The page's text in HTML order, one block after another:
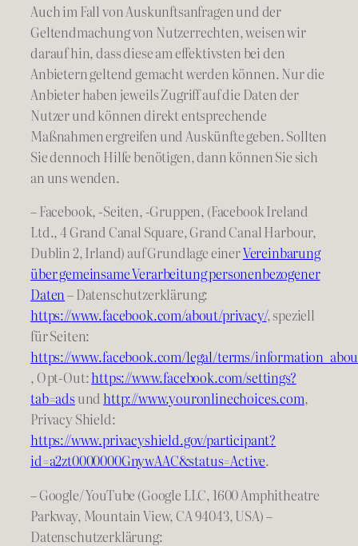
Auch im Fall von Auskunftsanfragen und der
Geltendmachung von Nutzerrechten, weisen wir
darauf hin, dass diese am effektivsten bei den
Anbietern geltend gemacht werden können. Nur die
Anbieter haben jeweils Zugriff auf die Daten der
Nutzer und können direkt entsprechende
Maßnahmen ergreifen und Auskünfte geben. Sollten
Sie dennoch Hilfe benötigen, dann können Sie sich
an uns wenden.
– Facebook, -Seiten, -Gruppen, (Facebook Ireland
Ltd., 4 Grand Canal Square, Grand Canal Harbour,
Dublin 2, Irland) auf Grundlage einerVereinbarung
über gemeinsame Verarbeitung personenbezogener
Daten– Datenschutzerklärung:
https://www.facebook.com/about/privacy/, speziell
für Seiten:
https://www.facebook.com/legal/terms/
, Opt-Out:https://www.facebook.com/settings?
tab=adsundhttp://www.youronlinechoices.com,
Privacy Shield:
https://www.privacyshield.gov/participant?
id=a2zt0000000GnywAAC&status=Active.
– Google/ YouTube (Google LLC, 1600 Amphitheatre
Parkway, Mountain View, CA 94043, USA) –
Datenschutzerklärung: